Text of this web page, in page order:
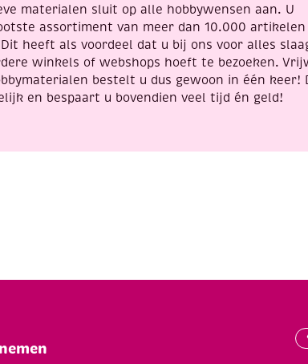
materialen sluit op alle hobbywensen aan. U
assortiment van meer dan 10.000 artikelen
heeft als voordeel dat u bij ons voor alles
winkels of webshops hoeft te bezoeken.
bestelt u dus gewoon in één keer!
en bespaart u bovendien veel tijd én geld!